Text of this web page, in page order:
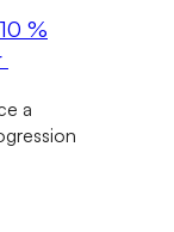
%
a